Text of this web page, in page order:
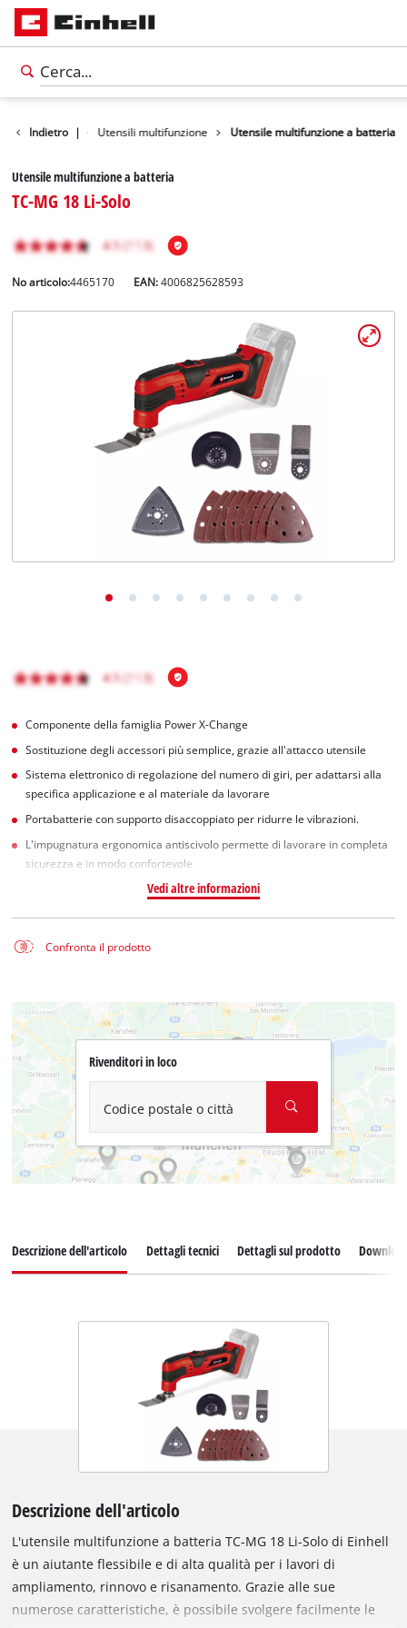
Indietro |
Utensili Utensili multifunzione Utensile multifunzione a batteria
Utensile multifunzione a batteria
TC-MG 18 Li-Solo
No articolo:4465170 EAN:4006825628593
Componente della famiglia Power X-Change
Sostituzione degli accessori più semplice, grazie all'attacco utensile
Sistema elettronico di regolazione del numero di giri, per adattarsi alla
specifica applicazione e al materiale da lavorare
Portabatterie con supporto disaccoppiato per ridurre le vibrazioni.
L'impugnatura ergonomica antiscivolo permette di lavorare in completa
sicurezza e in modo confortevole
Vedi altre informazioni
Confronta il prodotto
Rivenditori in loco
Codice postale o città
Descrizione dell'articolo Dettagli tecnici Dettagli sul prodotto
Descrizione dell'articolo
L'utensile multifunzione a batteria TC-MG 18 Li-Solo di Einhell
è un aiutante flessibile e di alta qualità per i lavori di
ampliamento, rinnovo e risanamento. Grazie alle sue
numerose caratteristiche, è possibile svolgere facilmente le